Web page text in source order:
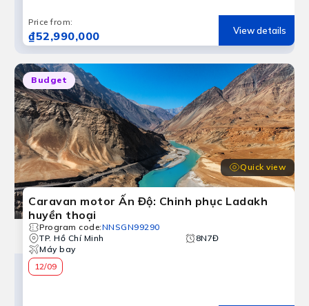
Price from:
₫52,990,000 View details
Budget
Quick view
Caravan motor Ấn Độ: Chinh phục Ladakh
huyền thoại
Program code:NNSGN99290
TP. Hồ Chí Minh
8N7Đ
Máy bay
12/09